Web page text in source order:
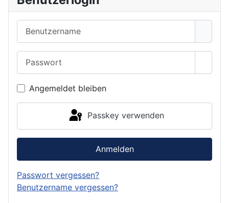
Angemeldet bleiben
Passkey verwenden
Anmelden
Passwort vergessen?
Benutzername vergessen?